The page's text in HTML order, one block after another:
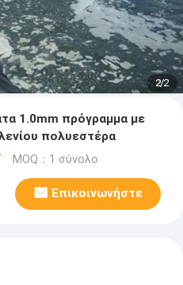
2/2
1.0mm πρόγραμμα με
πολυεστέρα
MOQ：1 σύνολο
Επικοινωνήστε